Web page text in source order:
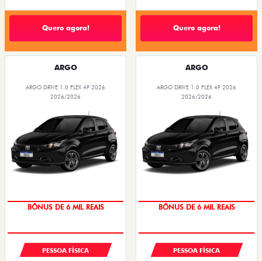
Quero agora! Quero agora!
ARGO
ARGO DRIVE 1.0 FLEX 4P 2026
2026/2026
BÔNUS DE 6 MIL REAIS
PESSOA FÍSICA
ARGO
ARGO DRIVE 1.0 FLEX 4P 2026
2026/2026
BÔNUS DE 6 MIL REAIS
PESSOA FÍSICA